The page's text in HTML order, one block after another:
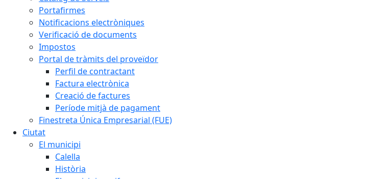
Portafirmes
Notificacions electròniques
Verificació de documents
Impostos
Portal de tràmits del proveïdor
Perfil de contractant
Factura electrònica
Creació de factures
Període mitjà de pagament
Finestreta Única Empresarial (FUE)
Ciutat
El municipi
Calella
Història